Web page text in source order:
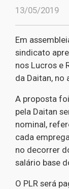
13/05/2019
Em
sindicato
nos Lucros e
da Daitan, no
A proposta
pela Daitan
nominal,
cada
no decorrer
salário base
O PLR será